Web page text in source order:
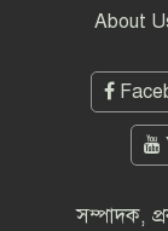
About
সম্পাদক,